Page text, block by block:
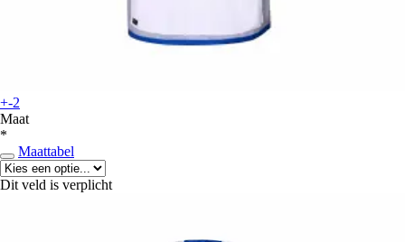
+-2
Maat
*
Maattabel
Dit veld is verplicht